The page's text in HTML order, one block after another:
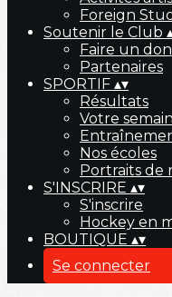
Foreign
Soutenir le Club
Faire un don
Partenaires
SPORTIF ▴▾
Résultats
Votre
Nos écoles
Portraits de
S'INSCRIRE ▴▾
S'inscrire
Hockey en
BOUTIQUE ▴▾
Se connecter